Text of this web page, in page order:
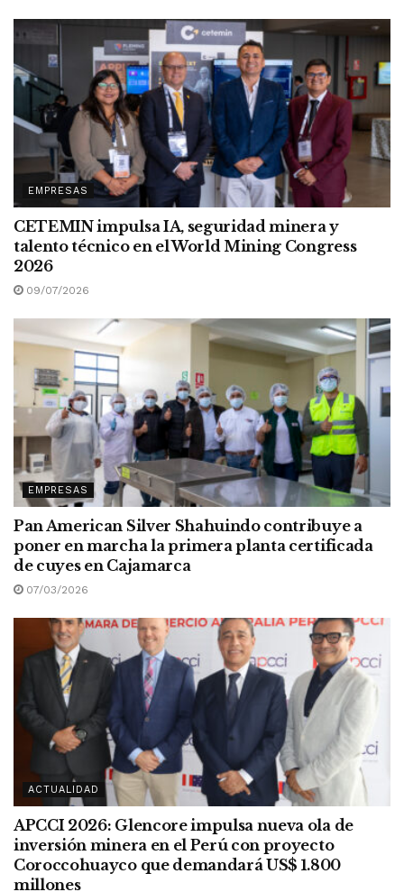
EMPRESAS
CETEMIN impulsa IA, seguridad minera y
talento técnico en el World Mining Congress
2026
09/07/2026
EMPRESAS
Pan American Silver Shahuindo contribuye a
poner en marcha la primera planta certificada
de cuyes en Cajamarca
07/03/2026
ACTUALIDAD
APCCI 2026: Glencore impulsa nueva ola de
inversión minera en el Perú con proyecto
Coroccohuayco que demandará US$ 1.800
millones